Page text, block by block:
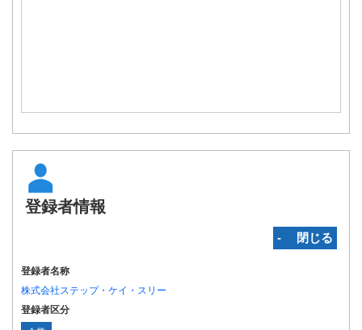
登録者情報
‐ 閉じる
登録者名称
株式会社ステップ・ケイ・スリー
登録者区分